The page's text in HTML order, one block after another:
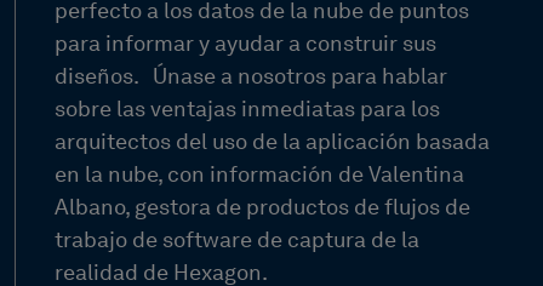
perfecto a los datos de la nube de puntos
para informar y ayudar a construir sus
diseños.
Únase a nosotros para hablar
sobre las ventajas inmediatas para los
arquitectos del uso de la aplicación basada
en la nube, con información de Valentina
Albano, gestora de productos de flujos de
trabajo de software de captura de la
realidad de Hexagon.